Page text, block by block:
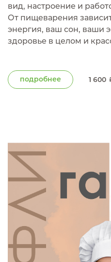
вид, настроение и
От пищеварения
энергия, ваш сон, ваши
здоровье в целом и
подробнее 1 600